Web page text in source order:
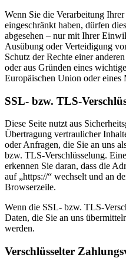
Wenn Sie die Verarbeitung
eingeschränkt haben, dürfen
abgesehen – nur mit Ihrer
Ausübung oder Verteidigung
Schutz der Rechte einer
oder aus Gründen eines
Europäischen Union oder eines
SSL- bzw. TLS-
Diese Seite nutzt aus
Übertragung vertraulicher
oder Anfragen, die Sie an uns
bzw. TLS-Verschlüsselung.
erkennen Sie daran, dass die
auf „https://“ wechselt und an
Browserzeile.
Wenn die SSL- bzw. TLS-
Daten, die Sie an uns
werden.
Verschlüsselter